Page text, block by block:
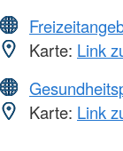
Karte: Link
Karte: Link